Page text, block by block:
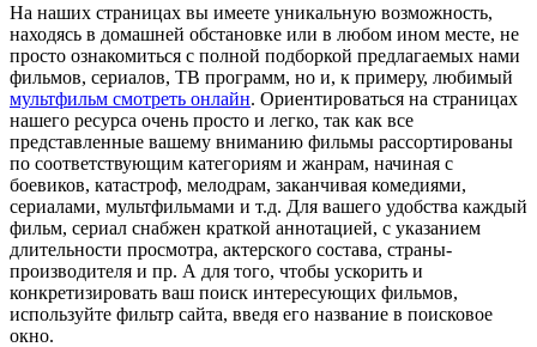
На наших страницах вы имеете уникальную возможность,
находясь в домашней обстановке или в любом ином месте, не
просто ознакомиться с полной подборкой предлагаемых нами
фильмов, сериалов, ТВ программ, но и, к примеру, любимый
мультфильм смотреть онлайн. Ориентироваться на страницах
нашего ресурса очень просто и легко, так как все
представленные вашему вниманию фильмы рассортированы
по соответствующим категориям и жанрам, начиная с
боевиков, катастроф, мелодрам, заканчивая комедиями,
сериалами, мультфильмами и т.д. Для вашего удобства каждый
фильм, сериал снабжен краткой аннотацией, с указанием
длительности просмотра, актерского состава, страны-
производителя и пр. А для того, чтобы ускорить и
конкретизировать ваш поиск интересующих фильмов,
используйте фильтр сайта, введя его название в поисковое
окно.